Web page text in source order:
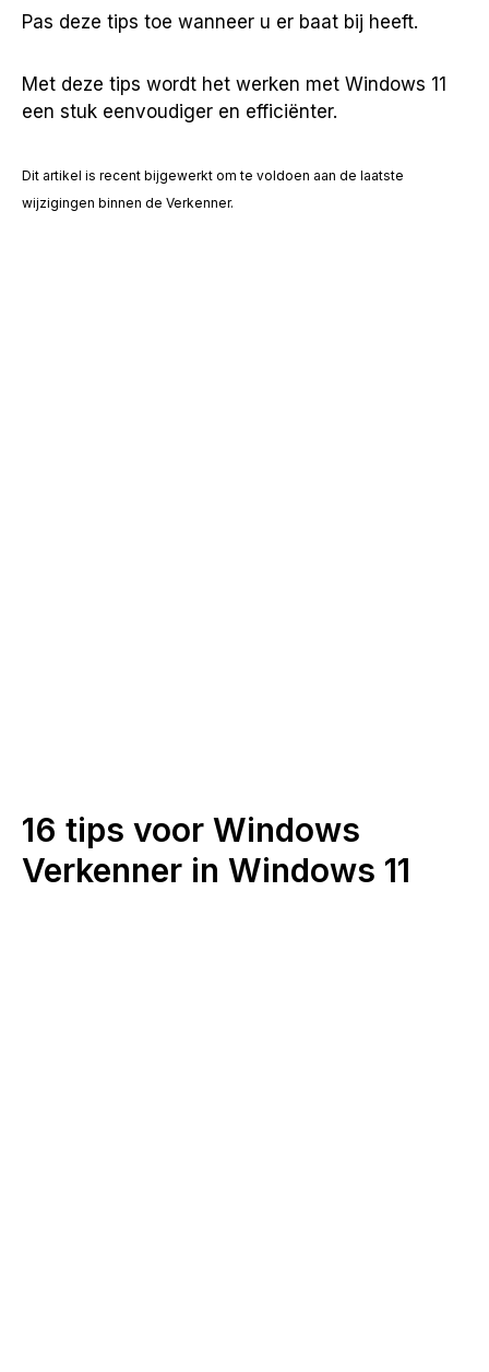
Pas deze tips toe wanneer u er baat bij heeft.
Met deze tips wordt het werken met Windows 11
een stuk eenvoudiger en efficiënter.
Dit artikel is recent bijgewerkt om te voldoen aan de laatste
wijzigingen binnen de Verkenner.
16 tips voor Windows
Verkenner in Windows 11